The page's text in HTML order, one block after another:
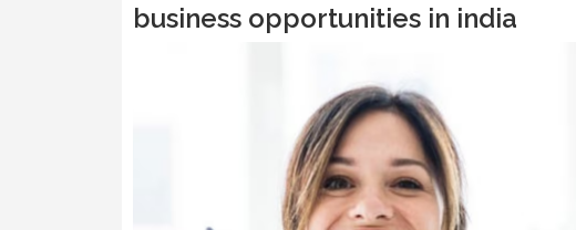
business opportunities in india